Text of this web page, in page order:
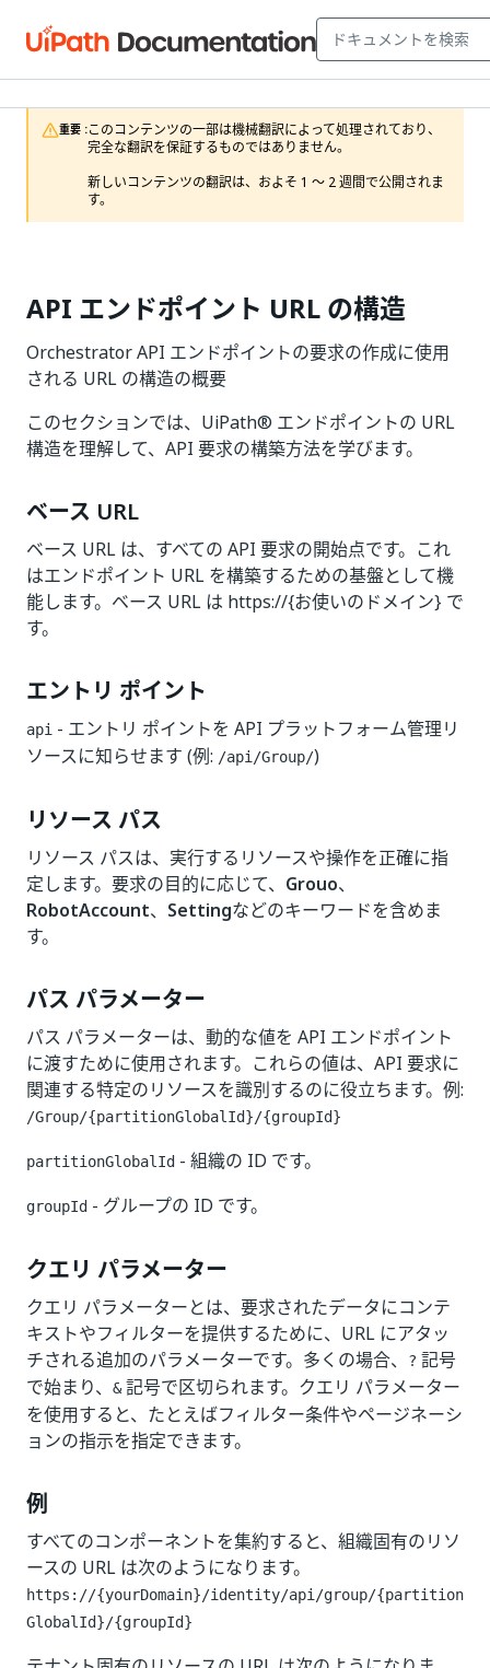
重要 :このコンテンツの一部は機械翻訳によって処理されており、
完全な翻訳を保証するものではありません。
新しいコンテンツの翻訳は、およそ 1 ～ 2 週間で公開されま
す。
API エンドポイント URL の構造
Orchestrator API エンドポイントの要求の作成に使用
される URL の構造の概要
このセクションでは、UiPath® エンドポイントの URL
構造を理解して、API 要求の構築方法を学びます。
ベース URL
ベース URL は、すべての API 要求の開始点です。これ
はエンドポイント URL を構築するための基盤として機
能します。ベース URL は https://{お使いのドメイン} で
す。
エントリ ポイント
api - エントリ ポイントを API プラットフォーム管理リ
ソースに知らせます (例: ​/api​/Group​/)
リソース パス
リソース パスは、実行するリソースや操作を正確に指
定します。要求の目的に応じて、 Grouo、
RobotAccount、 Settingなどのキーワードを含めま
す。
パス パラメーター
パス パラメーターは、動的な値を API エンドポイント
に渡すために使用されます。これらの値は、API 要求に
関連する特定のリソースを識別するのに役立ちます。例:
​/Group​/{partitionGlobalId}​/{groupId}
partitionGlobalId - 組織の ID です。
groupId - グループの ID です。
クエリ パラメーター
クエリ パラメーターとは、要求されたデータにコンテ
キストやフィルターを提供するために、URL にアタッ
チされる追加のパラメーターです。多くの場合、
? 記号
で始まり、
&記号で区切られます。クエリ パラメーター
を使用すると、たとえばフィルター条件やページネーシ
ョンの指示を指定できます。
例
すべてのコンポーネントを集約すると、組織固有のリソ
ースの URL は次のようになります。
https://{yourDomain}/identity/api/group/{partition
GlobalId}​/{groupId}